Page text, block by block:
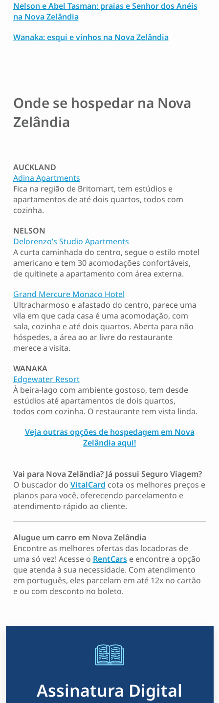
Nelson e Abel Tasman: praias e Senhor dos Anéis
na Nova Zelândia
Wanaka: esqui e vinhos na Nova Zelândia
Onde se hospedar na Nova
Zelândia
AUCKLAND
Adina Apartments
Fica na região de Britomart, tem estúdios e
apartamentos de até dois quartos, todos com
cozinha.
NELSON
Delorenzo’s Studio Apartments
A curta caminhada do centro, segue o estilo motel
americano e tem 30 acomodações confortáveis,
de quitinete a apartamento com área externa.
Grand Mercure Monaco Hotel
Ultracharmoso e afastado do centro, parece uma
vila em que cada casa é uma acomodação, com
sala, cozinha e até dois quartos. Aberta para não
hóspedes, a área ao ar livre do restaurante
merece a visita.
WANAKA
Edgewater Resort
À beira-lago com ambiente gostoso, tem desde
estúdios até apartamentos de dois quartos,
todos com cozinha. O restaurante tem vista linda.
Veja outras opções de hospedagemem Nova
Zelândia aqui!
Vai para Nova Zelândia? Já possui Seguro Viagem?
O buscador do VitalCard cota os melhores preços e
planos para você, oferecendo parcelamento e
atendimento rápido ao cliente.
Alugue um carro em Nova Zelândia
Encontre as melhores ofertas das locadoras de
uma só vez! Acesse o RentCarse encontre a opção
que atenda à sua necessidade. Com atendimento
em português, eles parcelam em até 12x no cartão
e ou com desconto no boleto.
Assinatura Digital